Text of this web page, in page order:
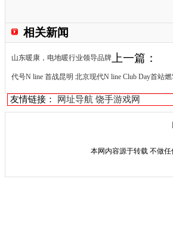
相关新闻
上一篇：
山东暖康，电地暖行业领导品牌
代号N line 首战昆明 北京现代N line Club Day首站燃
友情链接： 网址导航 饶手游戏网
本网内容源于转载 不做